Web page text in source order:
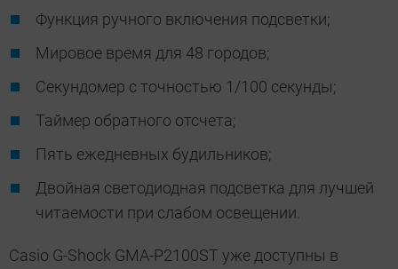
Функция ручного включения подсветки;
Мировое время для 48 городов;
Секундомер с точностью 1/100 секунды;
Таймер обратного отсчета;
Пять ежедневных будильников;
Двойная светодиодная подсветка для лучшей
читаемости при слабом освещении.
Casio G-Shock GMA-P2100ST уже доступны в